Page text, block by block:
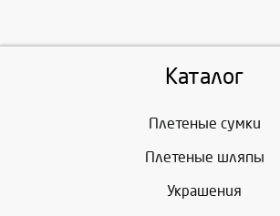
Каталог
Плетеные сумки
Плетеные шляпы
Украшения